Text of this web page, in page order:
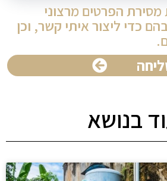
הפרטים מרצוני
כדי ליצור איתי קשר, וכן
בנושא